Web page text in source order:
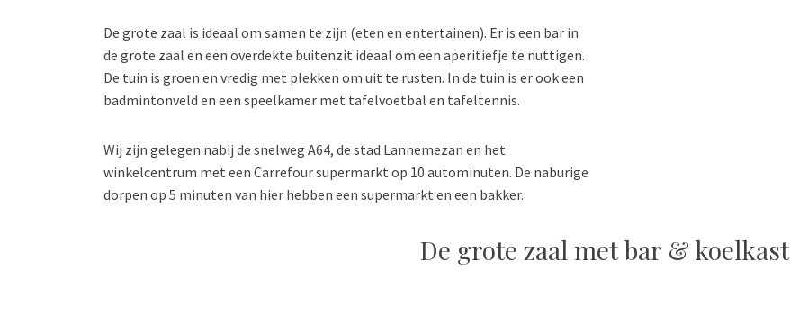
De grote zaal is ideaal om samen te zijn (eten en entertainen). Er is een bar in
de grote zaal en een overdekte buitenzit ideaal om een aperitiefje te nuttigen.
De tuin is groen en vredig met plekken om uit te rusten. In de tuin is er ook een
badmintonveld en een speelkamer met tafelvoetbal en tafeltennis.
Wij zijn gelegen nabij de snelweg A64, de stad Lannemezan en het
winkelcentrum met een Carrefour supermarkt op 10 autominuten. De naburige
dorpen op 5 minuten van hier hebben een supermarkt en een bakker.
De grote zaal met bar & koelkast